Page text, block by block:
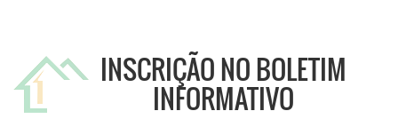
INSCRIÇÃO NO BOLETIM
INFORMATIVO